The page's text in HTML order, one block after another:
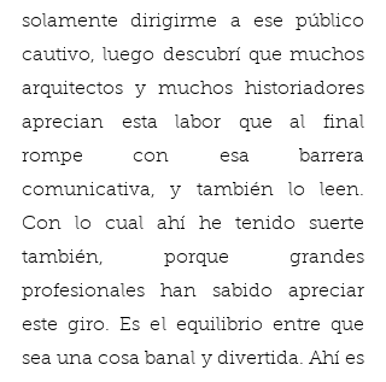
solamente dirigirme a ese público
cautivo, luego descubrí que muchos
arquitectos y muchos historiadores
aprecian esta labor que al final
rompe con esa barrera
comunicativa, y también lo leen.
Con lo cual ahí he tenido suerte
también, porque grandes
profesionales han sabido apreciar
este giro. Es el equilibrio entre que
sea una cosa banal y divertida. Ahí es